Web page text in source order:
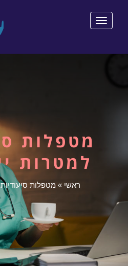
תפריט
מטפלות
למטרות
ראשי » מטפלות